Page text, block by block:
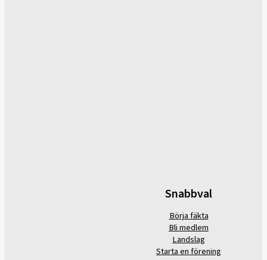
Snabbval
Börja fäkta
Bli medlem
Landslag
Starta en förening